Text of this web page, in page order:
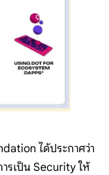
ได้ประกาศว่า
รเป็น Security ให้